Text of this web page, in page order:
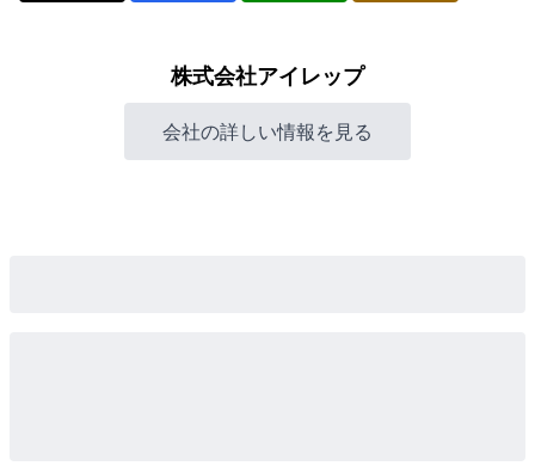
株式会社アイレップ
会社の詳しい情報を見る